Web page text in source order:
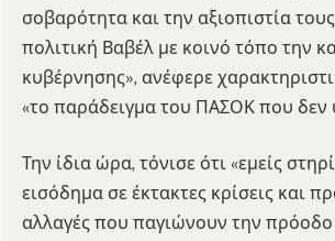
σοβαρότητα και την αξιοπιστία
πολιτική Βαβέλ με κοινό τόπο την
κυβέρνησης», ανέφερε
«το παράδειγμα του ΠΑΣΟΚ που
Την ίδια ώρα, τόνισε ότι «εμείς
εισόδημα σε έκτακτες κρίσεις και
αλλαγές που παγιώνουν την